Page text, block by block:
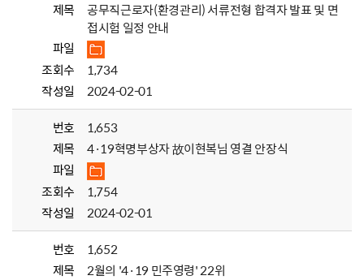
제목
공무직근로자(환경관리) 서류전형 합격자 발표 및 면
접시험 일정 안내
파일
조회수
1,734
작성일
2024-02-01
번호
1,653
제목
4·19혁명부상자 故이현복님 영결 안장식
파일
조회수
1,754
작성일
2024-02-01
번호
1,652
제목
2월의 '4·19 민주영령' 22위